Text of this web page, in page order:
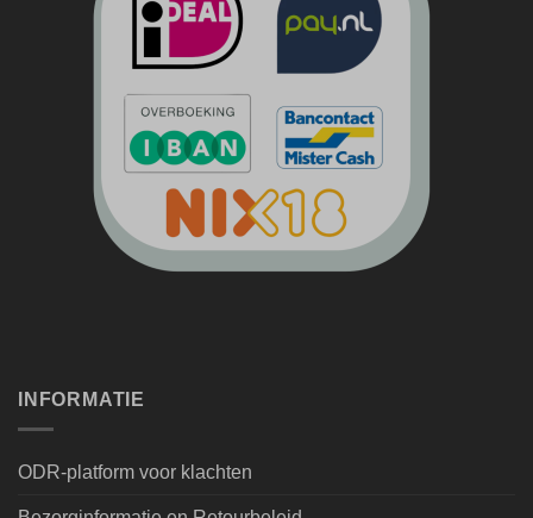
INFORMATIE
ODR-platform voor klachten